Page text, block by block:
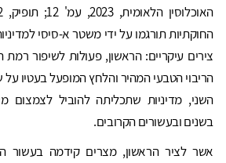
החוקתיות תורגמו על ידי משטר א-סיסי
צירים עיקריים: הראשון, פעולות לשיפור
הריבוי הטבעי המהיר והלחץ המופעל בעטיו על
השני, מדיניות שתכליתה להוביל לצמצום
בשנים ובעשורים הקרובים.
אשר לציר הראשון, מצרים קידמה בעשור